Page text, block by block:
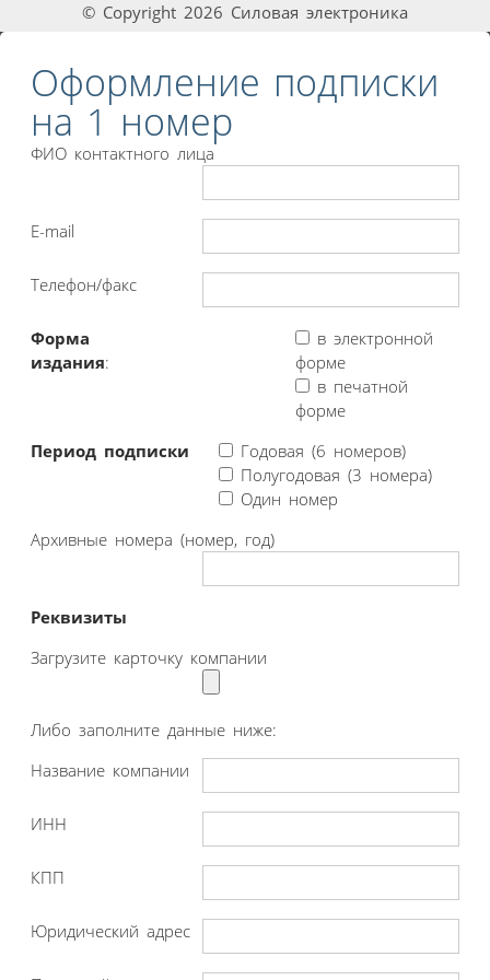
© Copyright 2026 Силовая электроника
Оформление подписки
на 1 номер
ФИО контактного лица
E-mail
Телефон/факс
Форма
издания:
в электронной
форме
в печатной
форме
Период подписки
Годовая (6 номеров)
Полугодовая (3 номера)
Один номер
Архивные номера (номер, год)
Реквизиты
Загрузите карточку компании
Либо заполните данные ниже:
Название компании
ИНН
КПП
Юридический адрес